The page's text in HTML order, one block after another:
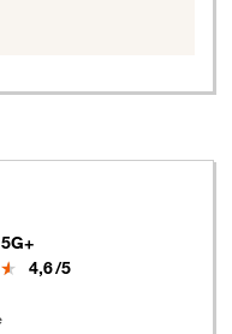
Note
4,6/5